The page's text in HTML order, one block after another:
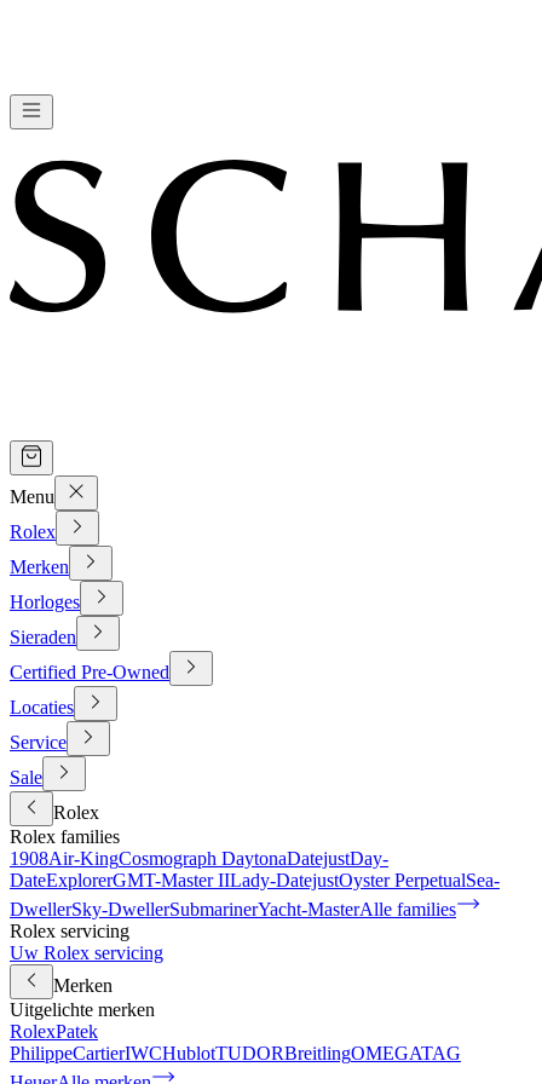
Menu
Rolex
Merken
Horloges
Sieraden
Certified Pre-Owned
Locaties
Service
Sale
Rolex
Rolex families
1908Air-KingCosmograph DaytonaDatejustDay-
DateExplorerGMT-Master IILady-DatejustOyster PerpetualSea-
DwellerSky-DwellerSubmarinerYacht-MasterAlle families
Rolex servicing
Uw Rolex servicing
Merken
Uitgelichte merken
RolexPatek
PhilippeCartierIWCHublotTUDORBreitlingOMEGATAG